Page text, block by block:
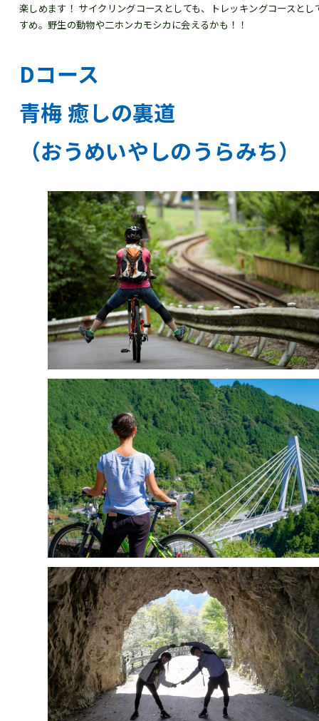
楽しめます！ サイクリングコースとしても、トレッキングコースとし
すめ。野生の動物や二ホンカモシカに会えるかも！！
Dコース
青梅 癒しの裏道
（おうめいやしのうらみち）